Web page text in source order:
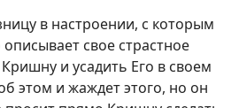
в настроении, с которым
свое страстное
и усадить Его в своем
этом и жаждет этого, но он